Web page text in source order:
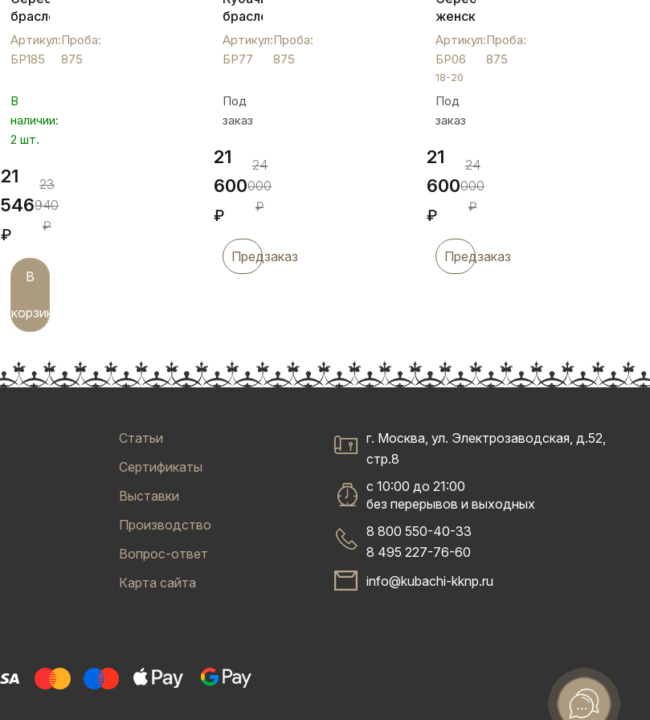
браслет
Кубачи
с
волнообразным
БР185
Артикул:
БР185
Проба:
875
В
наличии:
2 шт.
21
546
₽
23
940
₽
В
корзину
браслет
из
серебра
с
орнаментом,
БР77
Артикул:
БР77
Проба:
875
Под
заказ
21
600
₽
24
000
₽
Предзаказ
женский
браслет
"Симетрия",
БР06
Артикул:
БР06
Проба:
875
18-20
Под
заказ
21
600
₽
24
000
₽
Предзаказ
Статьи
Сертификаты
Выставки
Производство
Вопрос-ответ
Карта сайта
г. Москва, ул. Электрозаводская, д.52,
стр.8
с 10:00 до 21:00
без перерывов и выходных
8 800 550-40-33
8 495 227-76-60
info@kubachi-kknp.ru